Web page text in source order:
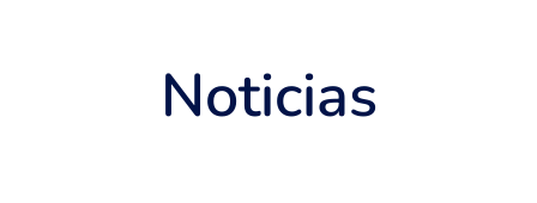
Noticias